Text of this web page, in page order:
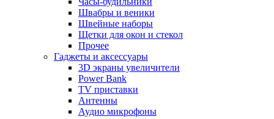
Швабры и веники
Швейные наборы
Щетки для окон и стекол
Прочее
Гаджеты и аксессуары
3D экраны увеличители
Power Bank
TV приставки
Антенны
Аудио микрофоны